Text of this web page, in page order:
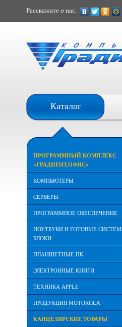
Расскажите о нас:
Каталог
ПРОГРАММНЫЙ КОМПЛЕКС
«ГРАДИЕНТ.ОФИС»
КОМПЬЮТЕРЫ
СЕРВЕРЫ
ПРОГРАММНОЕ ОБЕСПЕЧЕНИЕ
НОУТБУКИ И ГОТОВЫЕ
БЛОКИ
ПЛАНШЕТНЫЕ ПК
ЭЛЕКТРОННЫЕ КНИГИ
ТЕХНИКА APPLE
ПРОДУКЦИЯ MOTOROLA
КАНЦЕЛЯРСКИЕ ТОВАРЫ